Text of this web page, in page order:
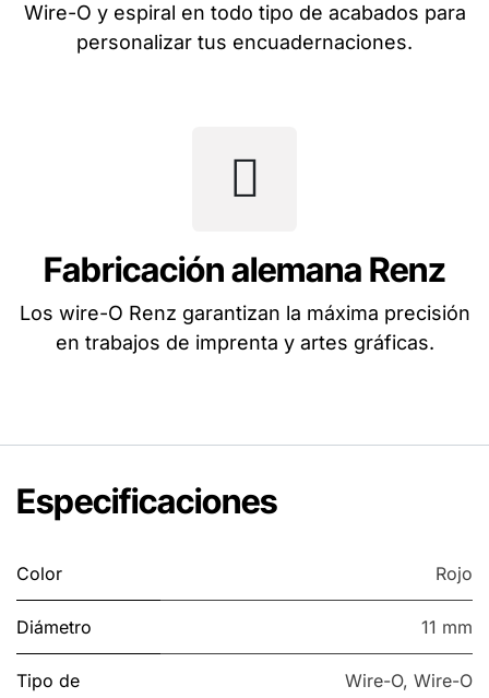
Wire-O y espiral en todo tipo de acabados para
personalizar tus encuadernaciones.
Fabricación alemana Renz
Los wire-O Renz garantizan la máxima precisión
en trabajos de imprenta y artes gráficas.
Especificaciones
Color Rojo
Diámetro 11 mm
Tipo de
Wire-O, Wire-O